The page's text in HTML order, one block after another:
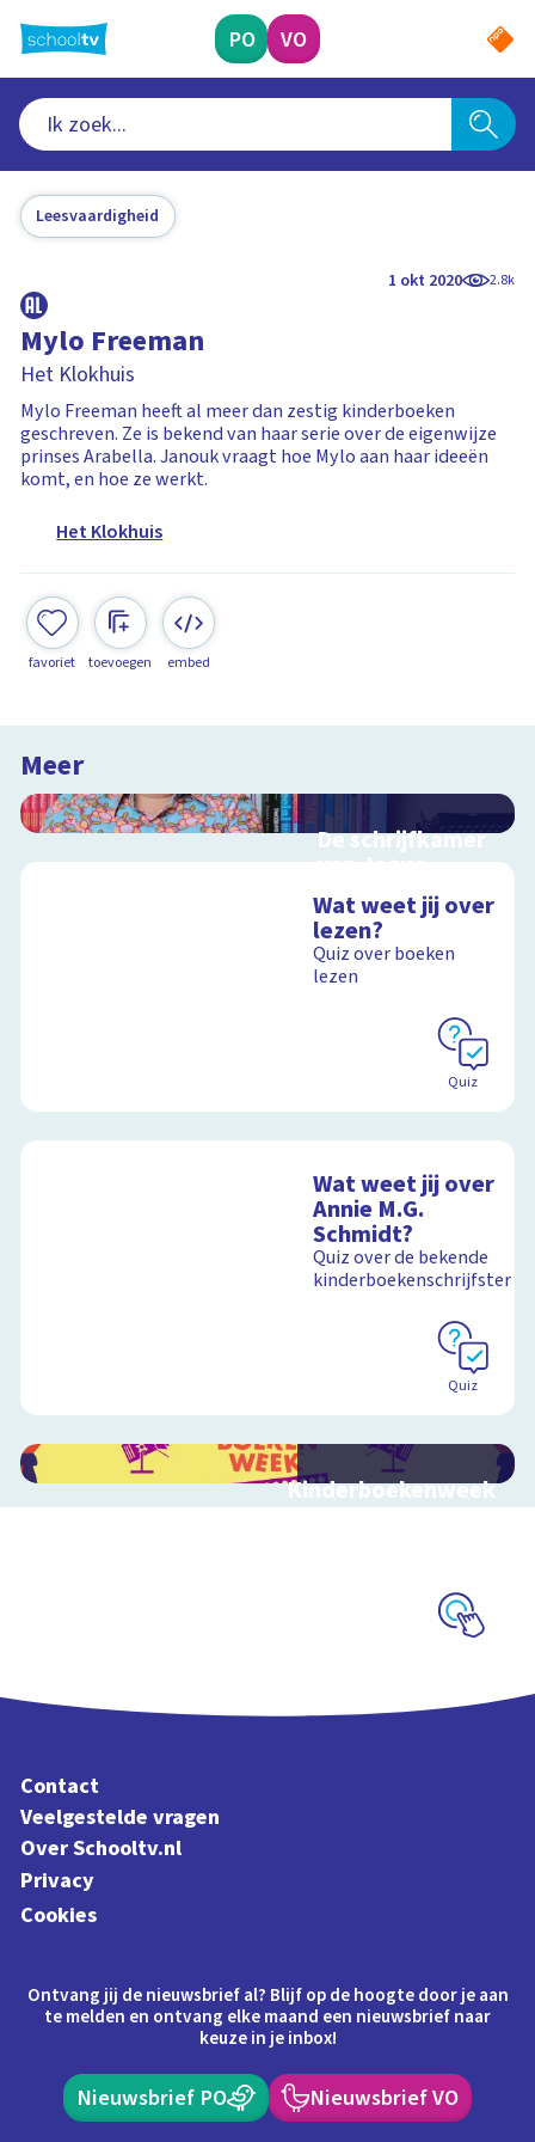
naar
hoofdinhoud
PO VO
Leesvaardigheid
1 okt 2020 2.8k
Mylo Freeman
Het Klokhuis
Mylo Freeman heeft al meer dan zestig kinderboeken
geschreven. Ze is bekend van haar serie over de eigenwijze
prinses Arabella. Janouk vraagt hoe Mylo aan haar ideeën
komt, en hoe ze werkt.
Het Klokhuis
favoriet toevoegen embed
Meer
De schrijfkamer
van Jozua
Douglas
Interactieve
schoolplaat bij de
Kinderboekenweek
2018
Schoolplaat
Wat weet jij over
lezen?
Quiz over boeken
lezen
Quiz
Wat weet jij over
Annie M.G.
Schmidt?
Quiz over de bekende
kinderboekenschrijfster
Quiz
Kinderboekenweek
2026
Contact
Veelgestelde vragen
Over Schooltv.nl
Privacy
Cookies
Ontvang jij de nieuwsbrief al? Blijf op de hoogte door je aan
te melden en ontvang elke maand een nieuwsbrief naar
keuze in je inbox!
Nieuwsbrief PO Nieuwsbrief VO